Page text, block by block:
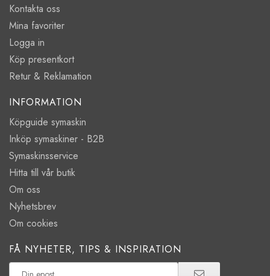
Kontakta oss
Mina favoriter
Logga in
Köp presentkort
Retur & Reklamation
INFORMATION
Köpguide symaskin
Inköp symaskiner - B2B
Symaskinsservice
Hitta till vår butik
Om oss
Nyhetsbrev
Om cookies
FÅ NYHETER, TIPS & INSPIRATION